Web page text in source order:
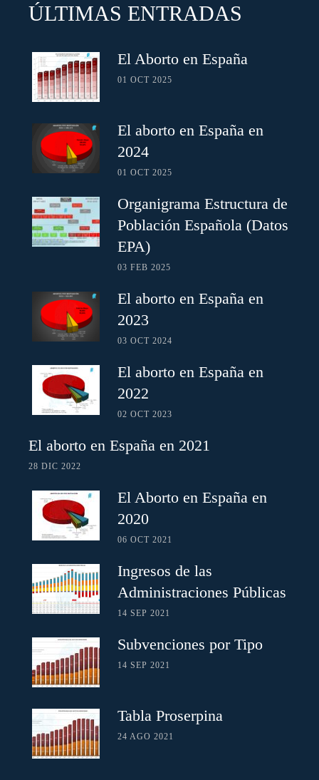
ÚLTIMAS ENTRADAS
El Aborto en España
01 OCT 2025
El aborto en España en
2024
01 OCT 2025
Organigrama Estructura de
Población Española (Datos
EPA)
03 FEB 2025
El aborto en España en
2023
03 OCT 2024
El aborto en España en
2022
02 OCT 2023
El aborto en España en 2021
28 DIC 2022
El Aborto en España en
2020
06 OCT 2021
Ingresos de las
Administraciones Públicas
14 SEP 2021
Subvenciones por Tipo
14 SEP 2021
Tabla Proserpina
24 AGO 2021